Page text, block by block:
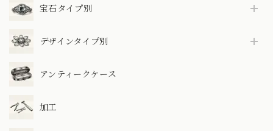
宝石タイプ別
デザインタイプ別
アンティークケース
加工